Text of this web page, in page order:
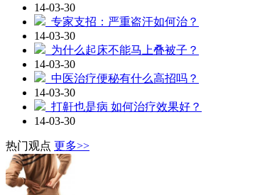
14-03-30
专家支招：严重盗汗如何治？
14-03-30
为什么起床不能马上叠被子？
14-03-30
中医治疗便秘有什么高招吗？
14-03-30
打鼾也是病 如何治疗效果好？
14-03-30
热门观点 更多>>